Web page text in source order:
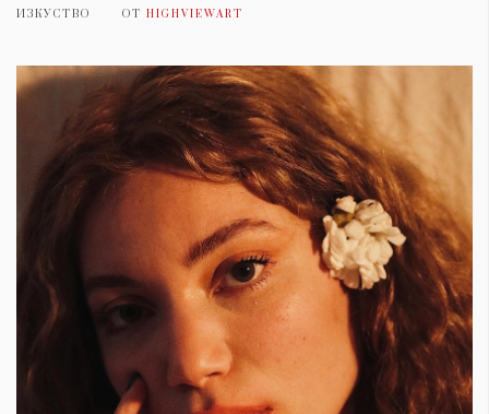
ИЗКУСТВО ОТ HIGHVIEWART